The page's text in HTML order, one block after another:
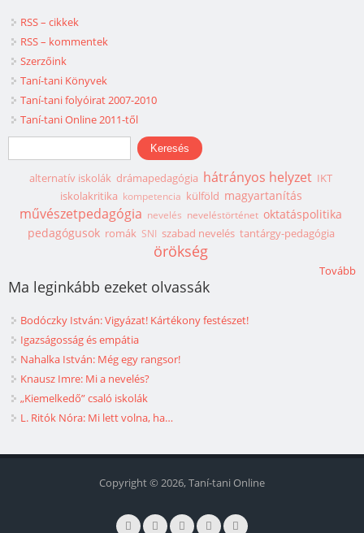
RSS – cikkek
RSS – kommentek
Szerzőink
Taní-tani Könyvek
Taní-tani folyóirat 2007-2010
Taní-tani Online 2011-től
Keresés űrlap
Keresés
alternatív iskolák drámapedagógia hátrányos helyzet IKT
iskolakritika kompetencia külföld magyartanítás
művészetpedagógia nevelés neveléstörténet oktatáspolitika
pedagógusok romák SNI szabad nevelés tantárgy-pedagógia
örökség
Tovább
Ma leginkább ezeket olvassák
Bodóczky István: Vigyázat! Kártékony festészet!
Igazságosság és empátia
Nahalka István: Még egy rangsor!
Knausz Imre: Mi a nevelés?
„Kiemelkedő” csaló iskolák
L. Ritók Nóra: Mi lett volna, ha…
Copyright © 2026, Taní-tani Online